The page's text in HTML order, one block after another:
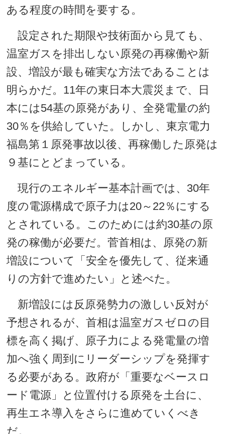
ある程度の時間を要する。
設定された期限や技術面から見ても、
温室ガスを排出しない原発の再稼働や新
設、増設が最も確実な方法であることは
明らかだ。11年の東日本大震災まで、日
本には54基の原発があり、全発電量の約
30％を供給していた。しかし、東京電力
福島第１原発事故以後、再稼働した原発は
９基にとどまっている。
現行のエネルギー基本計画では、30年
度の電源構成で原子力は20～22％にする
とされている。このためには約30基の原
発の稼働が必要だ。菅首相は、原発の新
増設について「安全を優先して、従来通
りの方針で進めたい」と述べた。
新増設には反原発勢力の激しい反対が
予想されるが、首相は温室ガスゼロの目
標を高く掲げ、原子力による発電量の増
加へ強く周到にリーダーシップを発揮す
る必要がある。政府が「重要なベースロ
ード電源」と位置付ける原発を土台に、
再生エネ導入をさらに進めていくべき
だ。